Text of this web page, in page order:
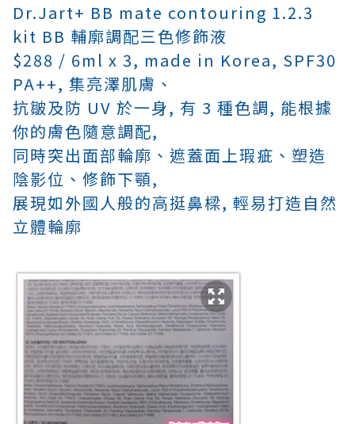
Dr.Jart+ BB mate contouring 1.2.3
kit BB 輔廓調配三色修飾液
$288 / 6ml x 3, made in Korea, SPF30
PA++, 集亮澤肌膚、
抗皺及防 UV 於一身, 有 3 種色調, 能根據
你的膚色隨意調配,
同時突出面部輪廓 、 遮蓋面上瑕疵、塑造
陰影位、修飾下顎,
展現如外國人般的高挺鼻樑, 輕易打造自然
立體輪廓